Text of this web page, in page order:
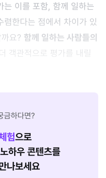
는 이를 포함, 함께 일하는
렴한다는 점에서 차이가 있
요? 함께 일하는 사람들의
객관적으로 평가를 내릴
금하다면?
험으로
하우 콘텐츠를
나보세요